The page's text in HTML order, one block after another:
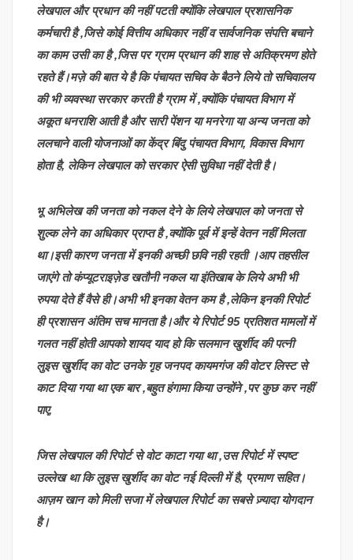
लेखपाल और प्रधान की नहीं पटती क्योंकि लेखपाल प्रशासनिक
कर्मचारी है ,जिसे कोई वित्तीय अधिकार नहीं व सार्वजनिक संपत्ति बचाने
का काम उसी का है ,जिस पर ग्राम प्रधान की शाह से अतिक्रमण होते
रहते हैं।मज़े की बात ये है कि पंचायत सचिव के बैठने लिये तो सचिवालय
की भी व्यवस्था सरकार करती है ग्राम में ,क्योंकि पंचायत विभाग में
अकूत धनराशि आती है और सारी पेंशन या मनरेगा या अन्य जनता को
ललचाने वाली योजनाओं का केंद्र बिंदु पंचायत विभाग, विकास विभाग
होता है, लेकिन लेखपाल को सरकार ऐसी सुविधा नहीं देती है।
भू अभिलेख की जनता को नकल देने के लिये लेखपाल को जनता से
शुल्क लेने का अधिकार प्राप्त है ,क्योंकि पूर्व में इन्हें वेतन नहीं मिलता
था।इसी कारण जनता में इनकी अच्छी छवि नही रहती ।आप तहसील
जाएंगे तो कंप्यूटराइज़ेड खतौनी नकल या इंतिखाब के लिये अभी भी
रुपया देते हैं वैसे ही।अभी भी इनका वेतन कम है ,लेकिन इनकी रिपोर्ट
ही प्रशासन अंतिम सच मानता है।और ये रिपोर्ट 95 प्रतिशत मामलों में
गलत नहीं होती आपको शायद याद हो कि सलमान खुर्शीद की पत्नी
लुइस खुर्शीद का वोट उनके गृह जनपद कायमगंज की वोटर लिस्ट से
काट दिया गया था एक बार ,बहुत हंगामा किया उन्होंने ,पर कुछ कर नहीं
पाए,
जिस लेखपाल की रिपोर्ट से वोट काटा गया था ,उस रिपोर्ट में स्पष्ट
उल्लेख था कि लुइस खुर्शीद का वोट नई दिल्ली में है, प्रमाण सहित।
आज़म खान को मिली सजा में लेखपाल रिपोर्ट का सबसे ज़्यादा योगदान
है।